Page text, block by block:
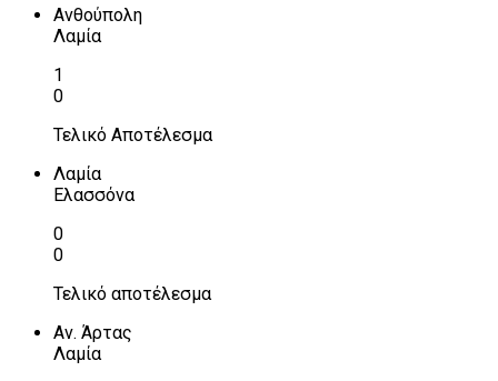
Ανθούπολη
Λαμία
1
0
Τελικό Αποτέλεσμα
Λαμία
Ελασσόνα
0
0
Τελικό αποτέλεσμα
Αν. Άρτας
Λαμία